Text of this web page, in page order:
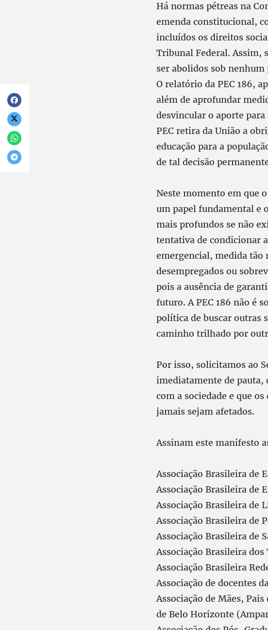
Há normas pétreas na
emenda constitucional,
incluídos os direitos
Tribunal Federal. Assim,
ser abolidos sob nenhum
O relatório da PEC 186,
além de aprofundar
desvincular o aporte para
PEC retira da União a
educação para a
de tal decisão
Neste momento em que
um papel fundamental e
mais profundos se não
tentativa de condicionar
emergencial, medida tão
desempregados ou
pois a ausência de
futuro. A PEC 186 não é
política de buscar outras
caminho trilhado por
Por isso, solicitamos ao
imediatamente de pauta,
com a sociedade e que
jamais sejam afetados.
Assinam este manifesto
Associação Brasileira de
Associação Brasileira de
Associação Brasileira de
Associação Brasileira de
Associação Brasileira de
Associação Brasileira
Associação Brasileira
Associação de docentes
Associação de Mães,
de Belo Horizonte